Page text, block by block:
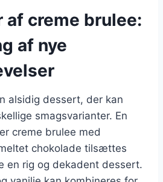
af creme brulee:
af nye
alsidig dessert, der kan
smagsvarianter. En
creme brulee med
chokolade tilsættes
en rig og dekadent dessert.